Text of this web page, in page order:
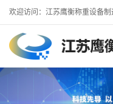
欢迎访问：江苏鹰衡称重设备制